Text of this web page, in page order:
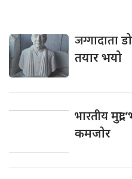
जग्गादाता
तयार भयो
भारतीय
कमजाेर